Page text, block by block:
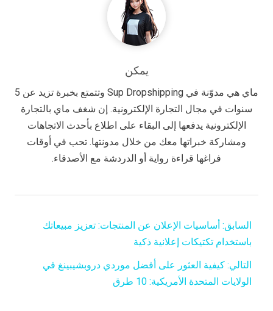
يمكن
ماي هي مدوّنة في Sup Dropshipping وتتمتع بخبرة تزيد عن 5
سنوات في مجال التجارة الإلكترونية. إن شغف ماي بالتجارة
الإلكترونية يدفعها إلى البقاء على اطلاع بأحدث الاتجاهات
ومشاركة خبراتها معك من خلال مدونتها. تحب في أوقات
فراغها قراءة رواية أو الدردشة مع الأصدقاء.
السابق: أساسيات الإعلان عن المنتجات: تعزيز مبيعاتك
باستخدام تكتيكات إعلانية ذكية
التالي: كيفية العثور على أفضل موردي دروبشيبينغ في
الولايات المتحدة الأمريكية: 10 طرق